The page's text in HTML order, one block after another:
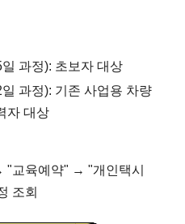
과정): 초보자 대상
과정): 기존 사업용 차량
자 대상
"교육예약" → "개인택시
조회